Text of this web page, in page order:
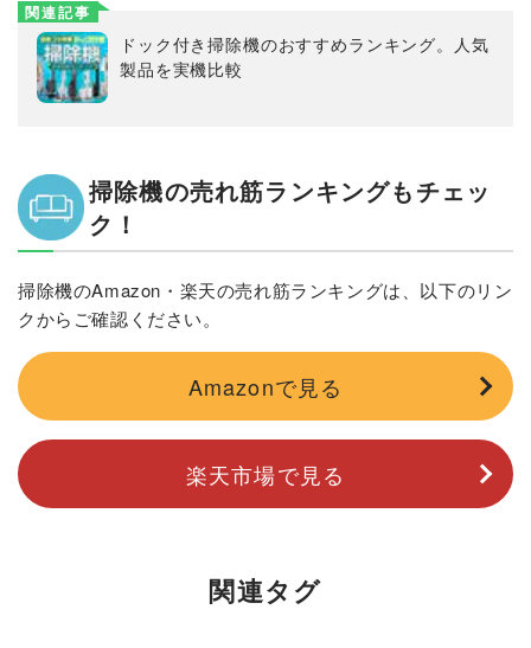
関連記事
ドック付き掃除機のおすすめランキング。人気
製品を実機比較
掃除機の売れ筋ランキングもチェッ
ク！
掃除機のAmazon・楽天の売れ筋ランキングは、以下のリン
クからご確認ください。
Amazonで見る
楽天市場で見る
関連タグ